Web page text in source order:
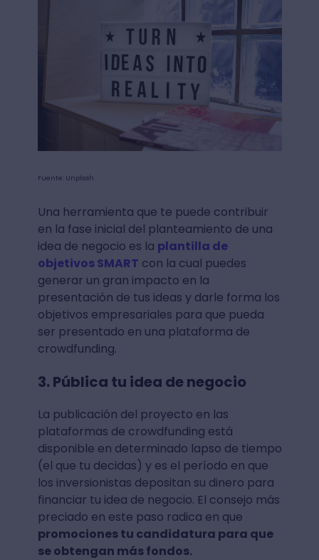
Fuente: Unplash
Una herramienta que te puede contribuir
en la fase inicial del planteamiento de una
idea de negocio es la plantilla de
objetivos SMART con la cual puedes
generar un gran impacto en la
presentación de tus ideas y darle forma los
objetivos empresariales para que pueda
ser presentado en una plataforma de
crowdfunding.
3. Pública tu idea de negocio
La publicación del proyecto en las
plataformas de crowdfunding está
disponible en determinado lapso de tiempo
(el que tu decidas) y es el período en que
los inversionistas depositan su dinero para
financiar tu idea de negocio. El consejo más
preciado en este paso radica en que
promociones tu candidatura para que
se obtengan más fondos.